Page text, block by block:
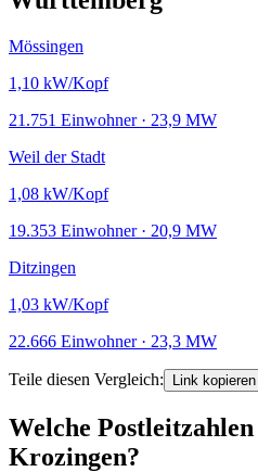
Mössingen
1,10 kW/Kopf
21.751 Einwohner · 23,9 MW
Weil der Stadt
1,08 kW/Kopf
19.353 Einwohner · 20,9 MW
Ditzingen
1,03 kW/Kopf
22.666 Einwohner · 23,3 MW
Teile diesen Vergleich: Link kopieren
Welche
Krozingen?